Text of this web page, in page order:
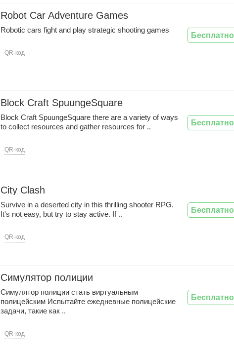
Robot Car Adventure Games
Robotic cars fight and play strategic shooting games
QR-код
Бесплатно
Block Craft SpuungeSquare
Block Craft SpuungeSquare there are a variety of ways
to collect resources and gather resources for ..
QR-код
Бесплатно
City Clash
Survive in a deserted city in this thrilling shooter RPG.
It's not easy, but try to stay active. If ..
QR-код
Бесплатно
Симулятор полиции
Симулятор полиции стать виртуальным
полицейским Испытайте ежедневные полицейские
задачи, такие как ..
QR-код
Бесплатно